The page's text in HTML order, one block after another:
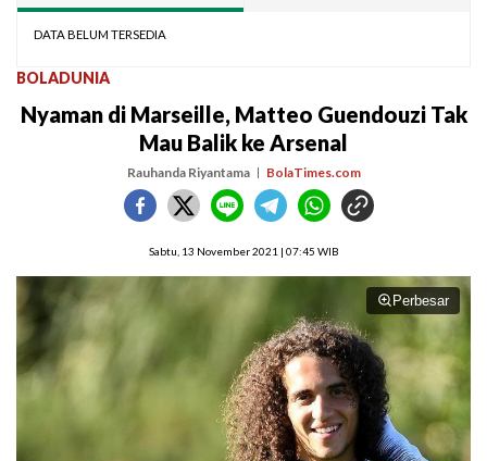
DATA BELUM TERSEDIA
BOLADUNIA
Nyaman di Marseille, Matteo Guendouzi Tak
Mau Balik ke Arsenal
Rauhanda Riyantama BolaTimes.com
Sabtu, 13 November 2021 | 07:45 WIB
Perbesar